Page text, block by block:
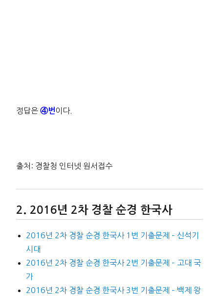
정답은④번 이다.
출처: 경찰청 인터넷 원서접수
2016년 2차 경찰 순경 한국사
2016년 2차 경찰 순경 한국사 1번 기출문제 – 신석기
시대
2016년 2차 경찰 순경 한국사 2번 기출문제 – 고대 국
가
2016년 2차 경찰 순경 한국사 3번 기출문제 – 백제 왕